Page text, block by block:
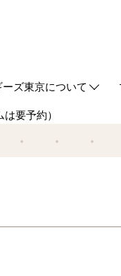
ーズ東京について
us
ーズ東京ってどんなと
とデザイン
ジュール
代表からのご挨拶
の紹介
ッフ
ーズ流サポート研修
要予約）